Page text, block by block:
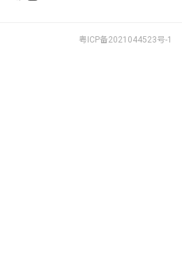
粤ICP备2021044523号-1